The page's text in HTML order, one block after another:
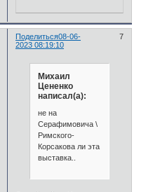
Поделиться 7
08-06-
2023 08:19:10
Михаил
Цененко
написал(а):
не на
Серафимовича \
Римского-
Корсакова ли эта
выставка..